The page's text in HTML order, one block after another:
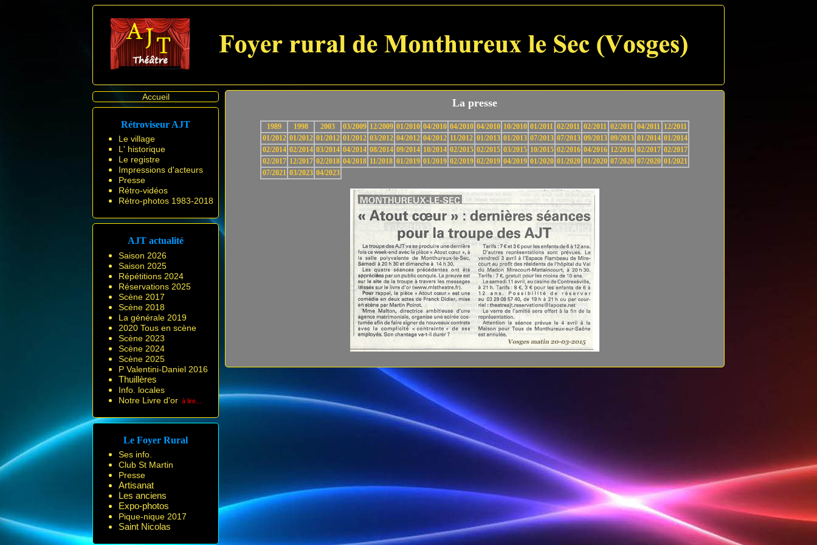
Accueil
Rétroviseur AJT
Le village
L' historique
Le registre
Impressions d'acteurs
Presse
Rétro-vidéos
Rétro-photos 1983-2018
AJT actualité
Saison 2026
Saison 2025
Répétitions 2024
Réservations 2025
Scène 2017
Scène 2018
La générale 2019
2020 Tous en scène
Scène 2023
Scène 2024
Scène 2025
P Valentini-Daniel 2016
Thuillères
Info. locales
Notre Livre d'or à lire...
Le Foyer Rural
Ses info.
Club St Martin
Presse
Artisanat
Les anciens
Expo-photos
Pique-nique 2017
Saint Nicolas
La presse
1989 1998 2003 03/2009 12/2009 01/2010 04/2010 04/2010 04/2010 10/2010 01/2011 02/2011 02/2011 02/2011 04/2011 12/2011
01/2012 01/2012 01/2012 01/2012 03/2012 04/2012 04/2012 11/2012 01/2013 01/2013 07/2013 07/2013 09/2013 09/2013 01/2014 01/2014
02/2014 02/2014 03/2014 04/2014 08/2014 09/2014 10/2014 02/2015 02/2015 03/2015 10/2015 02/2016 04/2016 12/2016 02/2017 02/2017
02/2017 12/2017 02/2018 04/2018 11/2018 01/2019 01/2019 02/2019 02/2019 04/2019 01/2020 01/2020 01/2020 07/2020 07/2020 01/2021
07/2021 03/2023 04/2023